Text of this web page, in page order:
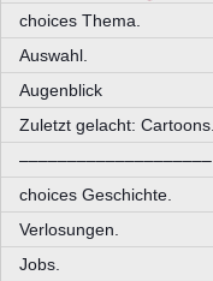
choices Thema.
Auswahl.
Augenblick
Zuletzt gelacht: Cartoons.
––––––––––––––––––––
choices Geschichte.
Verlosungen.
Jobs.